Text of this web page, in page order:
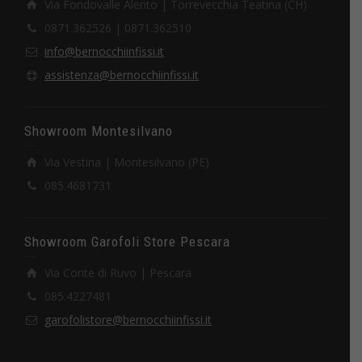
Via Fondovalle Alento | Torrevecchia Teatina (CH)
0871.362526 | 0871.362510
info@bernocchiinfissi.it
assistenza@bernocchiinfissi.it
Showroom Montesilvano
Via Vestina | Montesilvano (PE)
085.4681731
Showroom Garofoli Store Pescara
Via Conte di Ruvo | Pescara
085.4227481
garofolistore@bernocchiinfissi.it